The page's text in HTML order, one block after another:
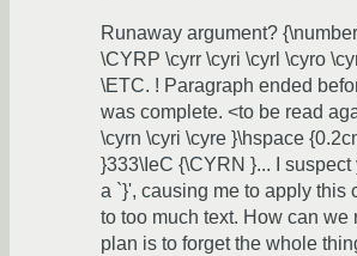
Runaway argument?
\CYRP \cyrr \cyri \cyrl \cyro
\ETC. ! Paragraph ended
was complete. <to be read
\cyrn \cyri \cyre }\hspace
}333\IeC {\CYRN }... I suspect
a `}', causing me to apply this
to too much text. How can we
plan is to forget the whole